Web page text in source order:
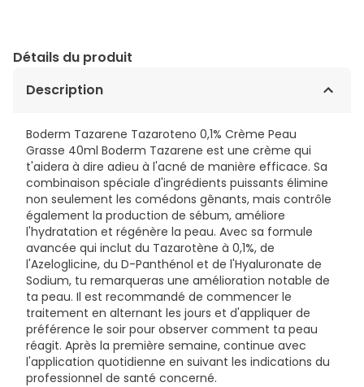
Détails du produit
Description
Boderm Tazarene Tazaroteno 0,1% Crème Peau
Grasse 40ml Boderm Tazarene est une crème qui
t'aidera à dire adieu à l'acné de manière efficace. Sa
combinaison spéciale d'ingrédients puissants élimine
non seulement les comédons gênants, mais contrôle
également la production de sébum, améliore
l'hydratation et régénère la peau. Avec sa formule
avancée qui inclut du Tazarotène à 0,1%, de
l'Azeloglicine, du D-Panthénol et de l'Hyaluronate de
Sodium, tu remarqueras une amélioration notable de
ta peau. Il est recommandé de commencer le
traitement en alternant les jours et d'appliquer de
préférence le soir pour observer comment ta peau
réagit. Après la première semaine, continue avec
l'application quotidienne en suivant les indications du
professionnel de santé concerné.